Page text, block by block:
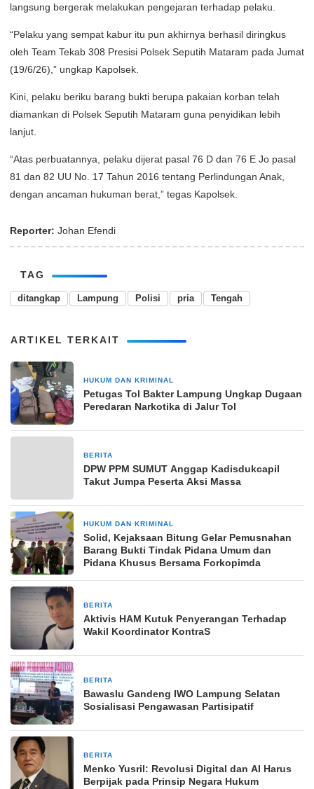
langsung bergerak melakukan pengejaran terhadap pelaku.
“Pelaku yang sempat kabur itu pun akhirnya berhasil diringkus
oleh Team Tekab 308 Presisi Polsek Seputih Mataram pada Jumat
(19/6/26),” ungkap Kapolsek.
Kini, pelaku beriku barang bukti berupa pakaian korban telah
diamankan di Polsek Seputih Mataram guna penyidikan lebih
lanjut.
“Atas perbuatannya, pelaku dijerat pasal 76 D dan 76 E Jo pasal
81 dan 82 UU No. 17 Tahun 2016 tentang Perlindungan Anak,
dengan ancaman hukuman berat,” tegas Kapolsek.
Reporter: Johan Efendi
TAG
ditangkap Lampung Polisi pria Tengah
ARTIKEL TERKAIT
HUKUM DAN KRIMINAL
Petugas Tol Bakter Lampung Ungkap Dugaan
Peredaran Narkotika di Jalur Tol
BERITA
DPW PPM SUMUT Anggap Kadisdukcapil
Takut Jumpa Peserta Aksi Massa
HUKUM DAN KRIMINAL
Solid, Kejaksaan Bitung Gelar Pemusnahan
Barang Bukti Tindak Pidana Umum dan
Pidana Khusus Bersama Forkopimda
BERITA
Aktivis HAM Kutuk Penyerangan Terhadap
Wakil Koordinator KontraS
BERITA
Bawaslu Gandeng IWO Lampung Selatan
Sosialisasi Pengawasan Partisipatif
BERITA
Menko Yusril: Revolusi Digital dan AI Harus
Berpijak pada Prinsip Negara Hukum